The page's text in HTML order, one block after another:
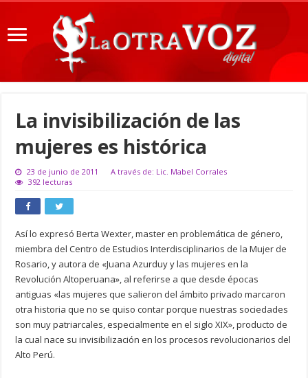
La invisibilización de las
mujeres es histórica
23 de junio de 2011
A través de: Lic. Mabel Corrales
392 lecturas
Así lo expresó Berta Wexter, master en problemática de género,
miembra del Centro de Estudios Interdisciplinarios de la Mujer de
Rosario, y autora de «Juana Azurduy y las mujeres en la
Revolución Altoperuana», al referirse a que desde épocas
antiguas «las mujeres que salieron del ámbito privado marcaron
otra historia que no se quiso contar porque nuestras sociedades
son muy patriarcales, especialmente en el siglo XIX», producto de
la cual nace su invisibilización en los procesos revolucionarios del
Alto Perú.